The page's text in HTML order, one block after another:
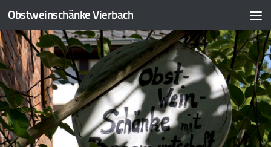
Obstweinschänke Vierbach